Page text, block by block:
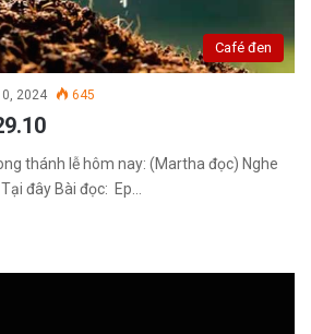
Café đen
2024 645
thánh lễ hôm nay: (Martha đọc) Nghe
đây Bài đọc: Ep…